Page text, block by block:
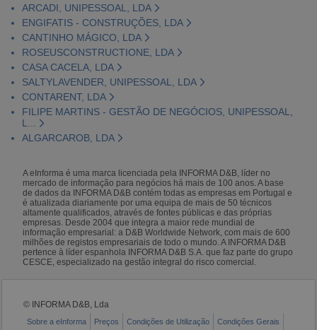
ARCADI, UNIPESSOAL, LDA
ENGIFATIS - CONSTRUÇÕES, LDA
CANTINHO MÁGICO, LDA
ROSEUSCONSTRUCTIONE, LDA
CASA CACELA, LDA
SALTYLAVENDER, UNIPESSOAL, LDA
CONTARENT, LDA
FILIPE MARTINS - GESTÃO DE NEGÓCIOS, UNIPESSOAL,
L...
ALGARCAROB, LDA
A eInforma é uma marca licenciada pela INFORMA D&B, líder no
mercado de informação para negócios há mais de 100 anos. A base
de dados da INFORMA D&B contém todas as empresas em Portugal e
é atualizada diariamente por uma equipa de mais de 50 técnicos
altamente qualificados, através de fontes públicas e das próprias
empresas. Desde 2004 que integra a maior rede mundial de
informação empresarial: a D&B Worldwide Network, com mais de 600
milhões de registos empresariais de todo o mundo. A INFORMA D&B
pertence à líder espanhola INFORMA D&B S.A. que faz parte do grupo
CESCE, especializado na gestão integral do risco comercial.
© INFORMA D&B, Lda
Sobre a eInforma Preços Condições de Utilização Condições Gerais